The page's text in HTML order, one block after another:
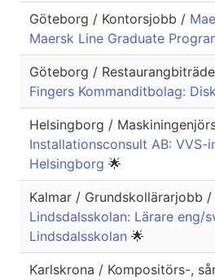
Göteborg / Kontorsjobb /
Maersk Line Graduate
Göteborg /
Fingers Kommanditbolag:
Helsingborg /
Installationsconsult AB: VVS-
Helsingborg 🌟
Kalmar / Grundskollärarjobb /
Lindsdalsskolan: Lärare eng/
Lindsdalsskolan 🌟
Karlskrona / Kompositörs-,